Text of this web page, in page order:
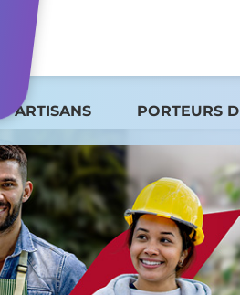
ARTISANS PORTEURS